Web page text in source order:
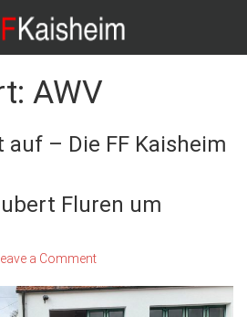
Markt
e.V.
auf
der
AWV
auf – Die FF Kaisheim
Fluren um
Leave a Comment